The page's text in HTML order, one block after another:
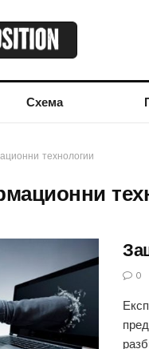
Схема
технологии
0